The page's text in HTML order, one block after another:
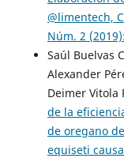
@limentech,
Núm. 2
Saúl Buelvas
Alexander
Deimer Vitola
de la
de oregano
equiseti